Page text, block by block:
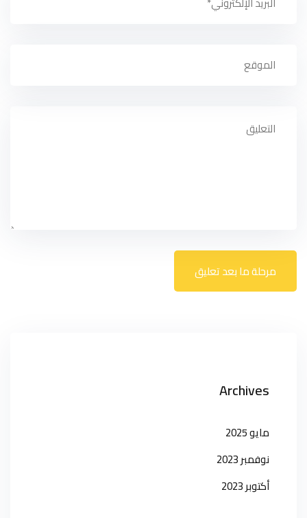
Archives
مايو 2025
نوفمبر 2023
أكتوبر 2023